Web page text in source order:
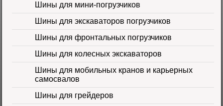
Шина 16.9-30
14PR TL Galaxy
Цена 60000 руб.
Шины для мини-погрузчиков
Шины для экскаваторов погрузчиков
Шины для фронтальных погрузчиков
Шины для колесных экскаваторов
Шины для мобильных кранов и карьерных
самосвалов
Шины для грейдеров